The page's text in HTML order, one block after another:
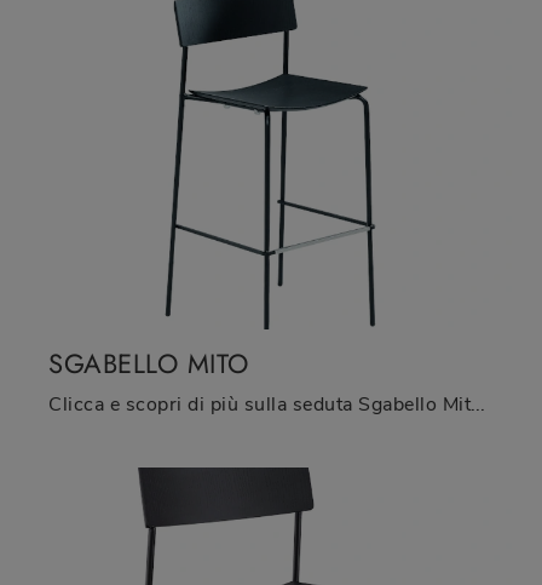
SGABELLO MITO
Clicca e scopri di più sulla seduta Sgabello Mito di Midj in legno: le più originali Sedie sgabelli moderne ti attendono.